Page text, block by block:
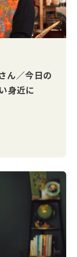
ん／今日の
身近に